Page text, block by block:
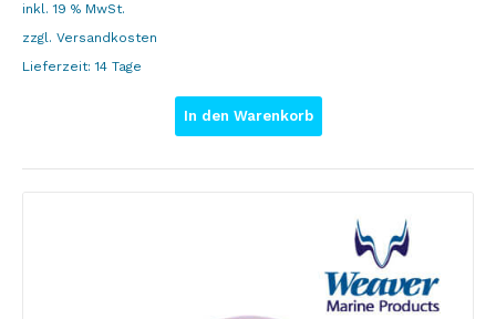
inkl. 19 % MwSt.
zzgl. Versandkosten
Lieferzeit:14 Tage
In den Warenkorb